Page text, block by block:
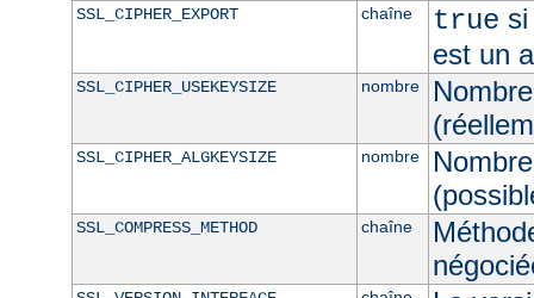
SSL_CIPHER_EXPORT chaîne true
est un
SSL_CIPHER_USEKEYSIZE nombre
SSL_CIPHER_ALGKEYSIZE nombre
SSL_COMPRESS_METHOD chaîne